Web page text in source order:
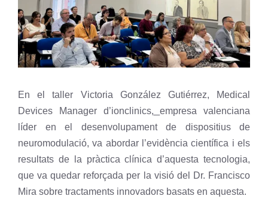
En el taller Victoria González Gutiérrez, Medical
Devices Manager d’ionclinics,
empresa valenciana
líder en el desenvolupament de dispositius de
neuromodulació, va abordar l’evidència científica i els
resultats de la pràctica clínica d’aquesta tecnologia,
que va quedar reforçada per la visió del Dr. Francisco
Mira sobre tractaments innovadors basats en aquesta.